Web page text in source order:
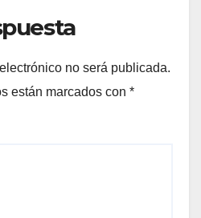
no será publicada.
están marcados con *